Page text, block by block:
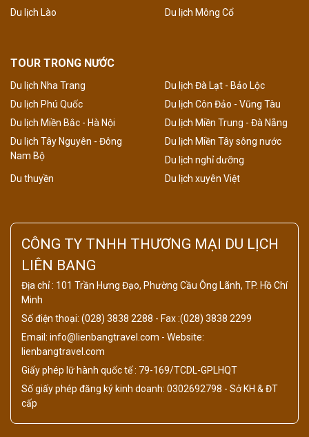
Du lịch Lào
Du lịch Mông Cổ
TOUR TRONG NƯỚC
Du lịch Nha Trang
Du lịch Đà Lạt - Bảo Lộc
Du lịch Phú Quốc
Du lịch Côn Đảo - Vũng Tàu
Du lịch Miền Bắc - Hà Nội
Du lịch Miền Trung - Đà Nẵng
Du lịch Tây Nguyên - Đông
Nam Bộ
Du lịch Miền Tây sông nước
Du lịch nghỉ dưỡng
Du thuyền
Du lịch xuyên Việt
CÔNG TY TNHH THƯƠNG MẠI DU LỊCH
LIÊN BANG
Địa chỉ : 101 Trần Hưng Đạo, Phường Cầu Ông Lãnh, TP. Hồ Chí
Minh
Số điện thoại: (028) 3838 2288 - Fax :(028) 3838 2299
Email: info@lienbangtravel.com - Website:
lienbangtravel.com
Giấy phép lữ hành quốc tế : 79-169/TCDL-GPLHQT
Số giấy phép đăng ký kinh doanh: 0302692798 - Sở KH & ĐT
cấp